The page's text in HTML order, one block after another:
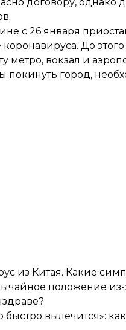
с 26 января
До
метро, вокзал и
покинуть город,
из Китая. Какие
положение из-
быстро вылечится»: